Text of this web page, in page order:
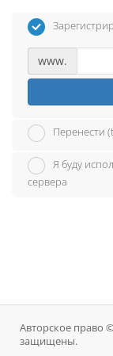
www.
Перенести
Я буду
сервера
Авторское право
защищены.